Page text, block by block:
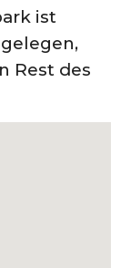
ist
Rest des